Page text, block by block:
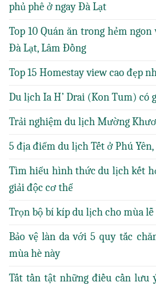
phủ phê ở ngay Đà Lạt
Top 10 Quán ăn trong hẻm
Đà Lạt, Lâm Đồng
Top 15 Homestay view cao đẹp
Du lịch Ia H’ Drai (Kon Tum) có
Trải nghiệm du lịch Mường
5 địa điểm du lịch Tết ở Phú
Tìm hiểu hình thức du lịch kết
giải độc cơ thể
Trọn bộ bí kíp du lịch cho mùa
Bảo vệ làn da với 5 quy tắc
mùa hè này
Tất tần tật những điều cần